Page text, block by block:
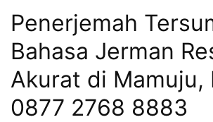
Penerjemah
Bahasa Jerman
Akurat di Mamuju,
0877 2768 8883